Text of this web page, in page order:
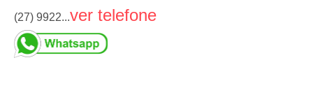
(27) 9922...ver telefone